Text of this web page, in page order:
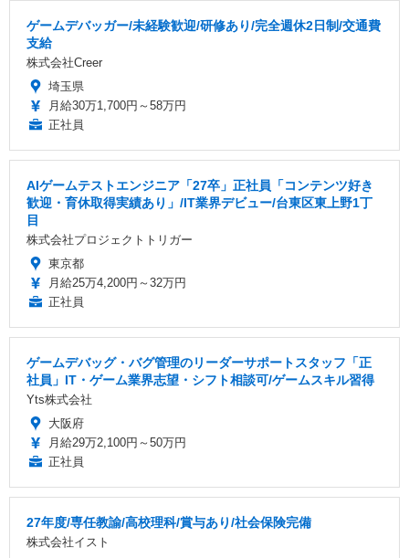
ゲームデバッガー/未経験歓迎/研修あり/完全週休2日制/交通費
支給
株式会社Creer
埼玉県
月給30万1,700円～58万円
正社員
AIゲームテストエンジニア「27卒」正社員「コンテンツ好き
歓迎・育休取得実績あり」/IT業界デビュー/台東区東上野1丁
目
株式会社プロジェクトトリガー
東京都
月給25万4,200円～32万円
正社員
ゲームデバッグ・バグ管理のリーダーサポートスタッフ「正
社員」IT・ゲーム業界志望・シフト相談可/ゲームスキル習得
Yts株式会社
大阪府
月給29万2,100円～50万円
正社員
27年度/専任教諭/高校理科/賞与あり/社会保険完備
株式会社イスト